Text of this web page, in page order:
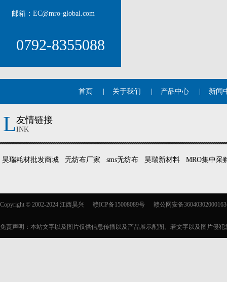
邮箱：EC@mro-global.com
0792-8355088
首页 关于我们 产品中心 新闻
L友情链接
INK
昊瑞耗材批发商城 无纺布厂家 sms无纺布 昊瑞新材料 MRO集中采
Copyright © 2002-2024 江西昊兴 赣ICP备15008089号 赣公网安备
免责声明：本站文字以及图片仅供信息传播以及产品展示配图。若文字以及图片侵